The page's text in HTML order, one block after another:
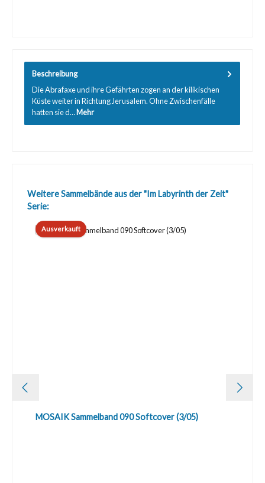
Beschreibung
Die Abrafaxe und ihre Gefährten zogen an der kilikischen
Küste weiter in Richtung Jerusalem. Ohne Zwischenfälle
hatten sie d…Mehr
Produktgalerie überspringen
Weitere Sammelbände aus der "Im Labyrinth der Zeit"
Serie:
Ausverkauft
MOSAIK Sammelband 090 Softcover (3/05)